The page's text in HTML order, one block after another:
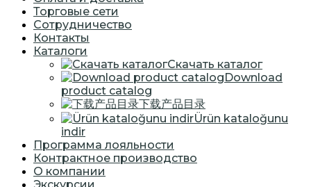
Торговые сети
Сотрудничество
Контакты
Каталоги
Скачать каталог
Download
product catalog
下载产品目录
Ürün kataloğunu
indir
Программа лояльности
Контрактное производство
О компании